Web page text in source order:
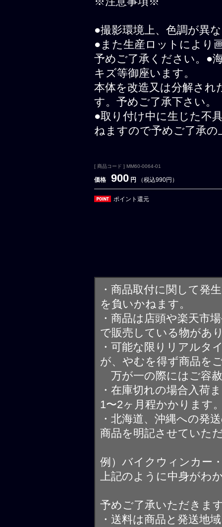
●撮影環境上、色調が異
●また生産ロットにより
予めご了承ください。●
キズ等御座います。
本体を改造又は分解され
す。予めご了承下さい。
●取り付け中に生じた不
ねますので予めご了承
[ 商品コード ] MM60-0064-01
価格 900 円 （税込990円）
ポイント還元
・商品取付に関して発
を負いかねます。
・商品は店頭や楽天市
で販売している物があ
・可能な限りリアルタ
が、やむを得ず商品を
万が一の際にはご容
・在庫切れの場合入荷
1〜2ヶ月程かかります
・北海道、沖縄への発
商品を明記させていた
例）バイクウィンカー
上記のように中身がわ
予めご了承いただきま
・送料は商品と発送地